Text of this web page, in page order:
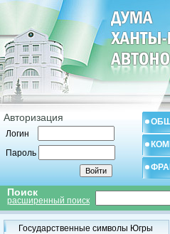
Авторизация
Логин
Пароль
Поиск
расширенный поиск
Государственные символы Югры